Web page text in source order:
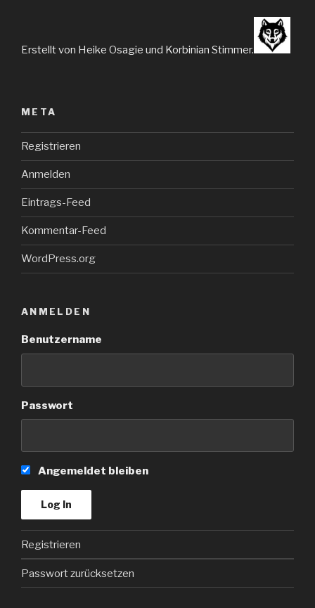
Erstellt von Heike Osagie und Korbinian Stimmer.
META
Registrieren
Anmelden
Eintrags-Feed
Kommentar-Feed
WordPress.org
ANMELDEN
Benutzername
Passwort
Angemeldet bleiben
Registrieren
Passwort zurücksetzen